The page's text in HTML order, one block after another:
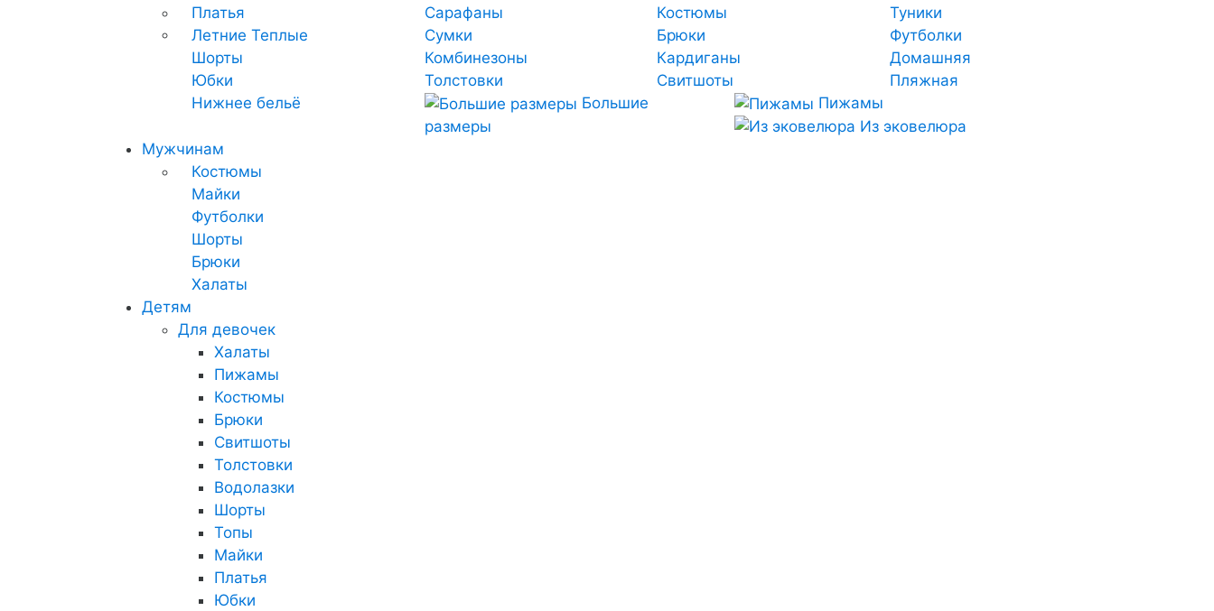
Платья
Летние Теплые
Сарафаны Костюмы
Туники
Сумки
Брюки
Футболки
Шорты
Комбинезоны Кардиганы
Домашняя
Юбки
Толстовки Свитшоты
Пляжная
Нижнее бельё
Большие
размеры
Пижамы
Из эковелюра
Мужчинам
Костюмы
Майки
Футболки
Шорты
Брюки
Халаты
Детям
Для девочек
Халаты
Пижамы
Костюмы
Брюки
Свитшоты
Толстовки
Водолазки
Шорты
Топы
Майки
Платья
Юбки